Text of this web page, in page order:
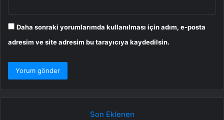
Daha sonraki yorumlarımda kullanılması için adım, e-posta
adresim ve site adresim bu tarayıcıya kaydedilsin.
Son Eklenen